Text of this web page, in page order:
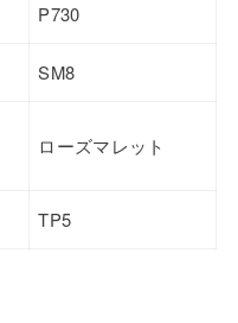
P730
SM8
ローズマレット
TP5